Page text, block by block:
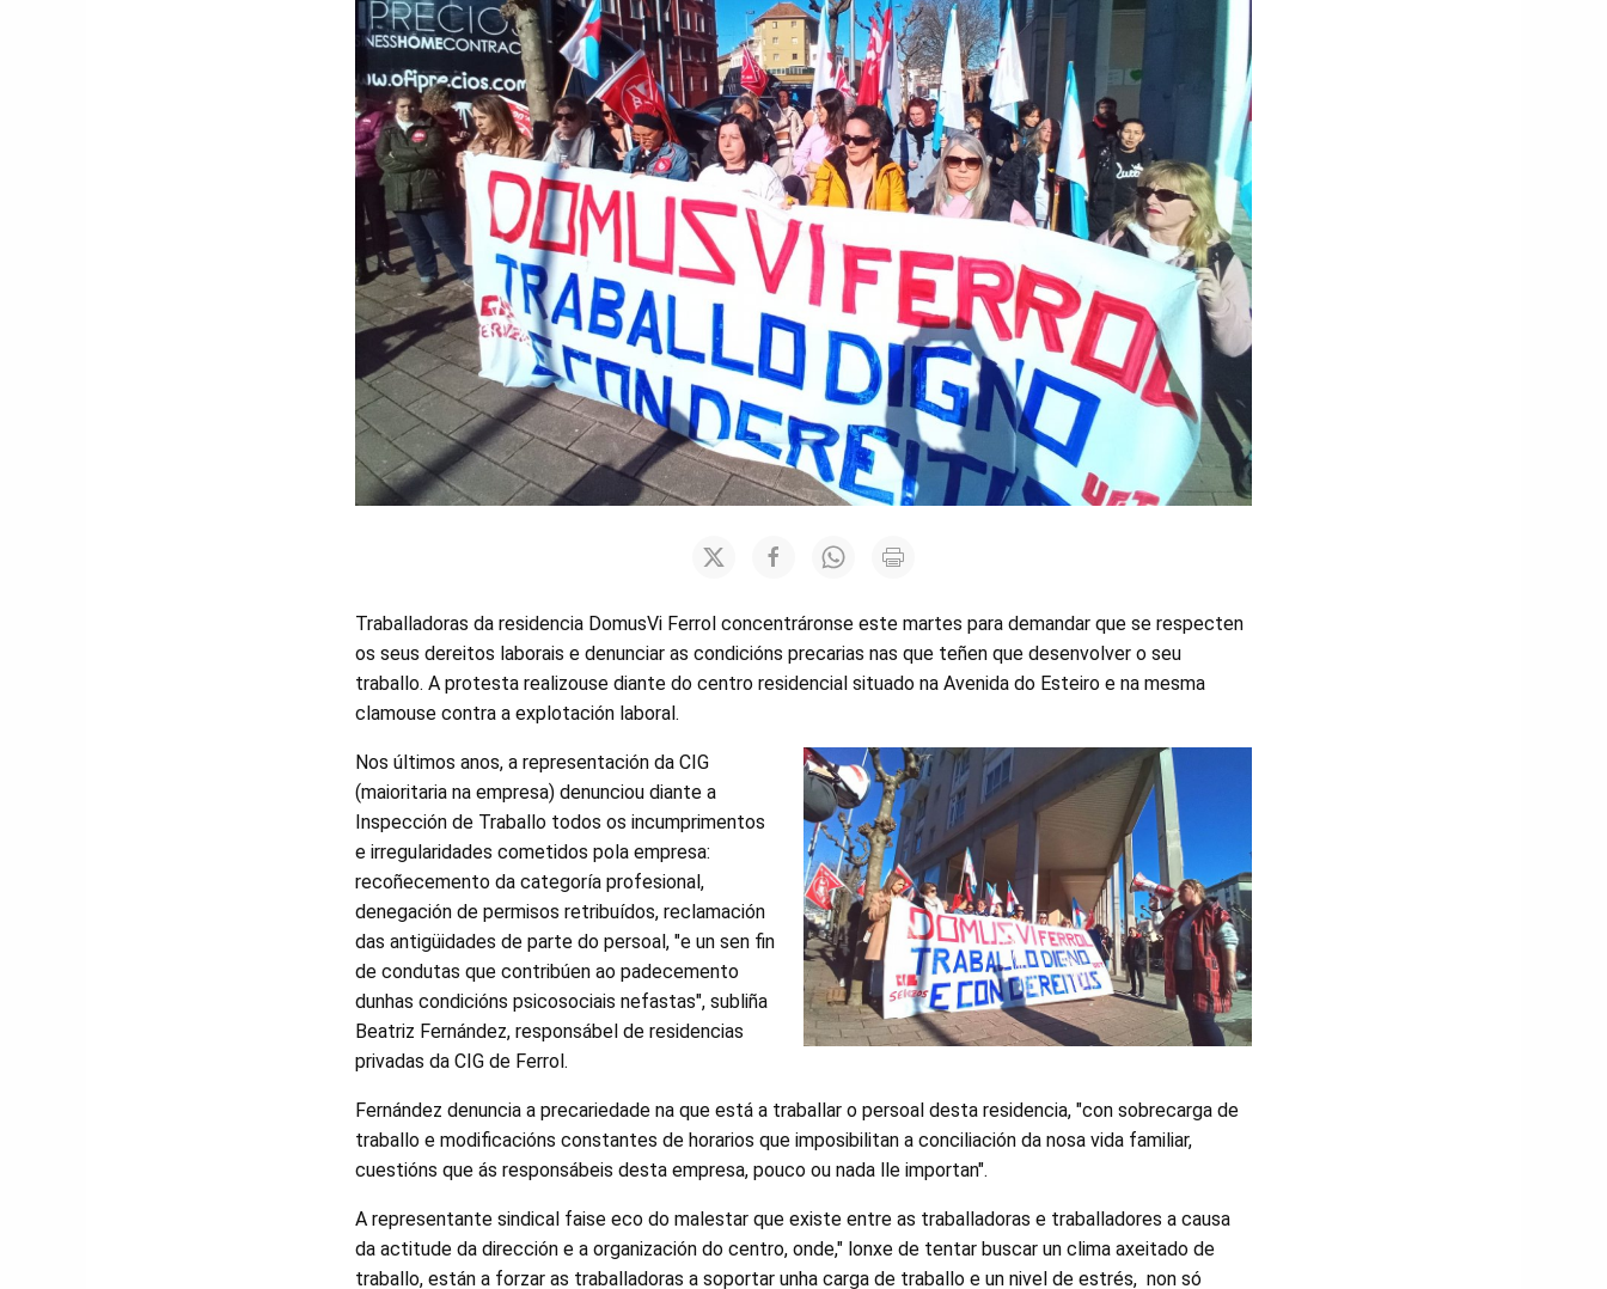
Traballadoras da residencia DomusVi Ferrol concentráronse este martes para demandar que se respecten
os seus dereitos laborais e denunciar as condicións precarias nas que teñen que desenvolver o seu
traballo. A protesta realizouse diante do centro residencial situado na Avenida do Esteiro e na mesma
clamouse contra a explotación laboral.
Nos últimos anos, a representación da CIG
(maioritaria na empresa) denunciou diante a
Inspección de Traballo todos os incumprimentos
e irregularidades cometidos pola empresa:
recoñecemento da categoría profesional,
denegación de permisos retribuídos, reclamación
das antigüidades de parte do persoal, "e un sen fin
de condutas que contribúen ao padecemento
dunhas condicións psicosociais nefastas", subliña
Beatriz Fernández, responsábel de residencias
privadas da CIG de Ferrol.
Fernández denuncia a precariedade na que está a traballar o persoal desta residencia, "con sobrecarga de
traballo e modificacións constantes de horarios que imposibilitan a conciliación da nosa vida familiar,
cuestións que ás responsábeis desta empresa, pouco ou nada lle importan".
A representante sindical faise eco do malestar que existe entre as traballadoras e traballadores a causa
da actitude da dirección e a organización do centro, onde," lonxe de tentar buscar un clima axeitado de
traballo, están a forzar as traballadoras a soportar unha carga de traballo e un nivel de estrés, non só